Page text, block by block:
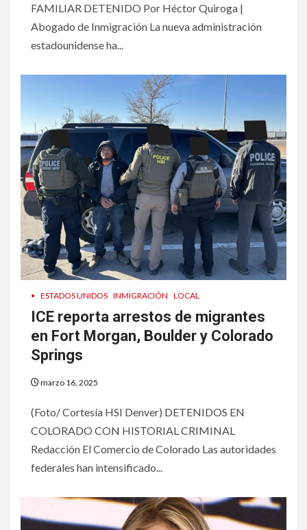
FAMILIAR DETENIDO Por Héctor Quiroga |
Abogado de Inmigración La nueva administración
estadounidense ha...
• ESTADOS UNIDOS INMIGRACIÓN LOCAL
ICE reporta arrestos de migrantes
en Fort Morgan, Boulder y Colorado
Springs
marzo 16, 2025
(Foto/ Cortesía HSI Denver) DETENIDOS EN
COLORADO CON HISTORIAL CRIMINAL
Redacción El Comercio de Colorado Las autoridades
federales han intensificado...